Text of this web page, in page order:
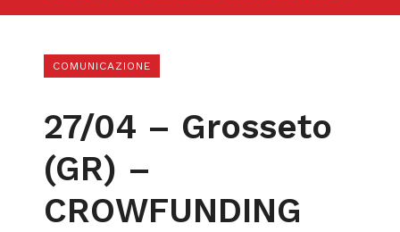
COMUNICAZIONE
27/04 – Grosseto
(GR) –
CROWFUNDING